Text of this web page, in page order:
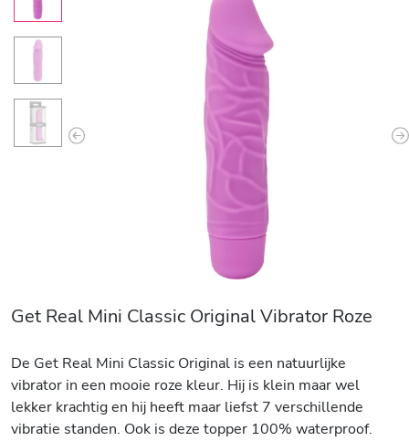
Previous
Get Real Mini Classic Original Vibrator Roze
De Get Real Mini Classic Original is een natuurlijke
vibrator in een mooie roze kleur. Hij is klein maar wel
lekker krachtig en hij heeft maar liefst 7 verschillende
vibratie standen. Ook is deze topper 100% waterproof.